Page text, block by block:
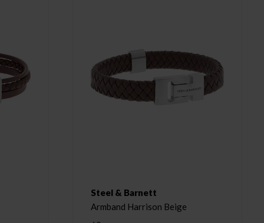
Steel & Barnett
Armband Harrison Beige